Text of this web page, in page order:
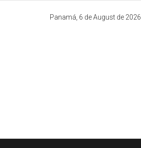
Panamá, 6 de August de 2026.